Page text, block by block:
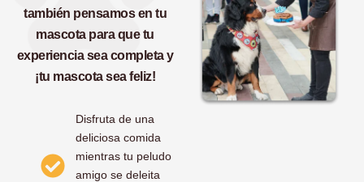
también pensamos en tu
mascota para que tu
experiencia sea completa y
¡tu mascota sea feliz!
Disfruta de una
deliciosa comida
mientras tu peludo
amigo se deleita